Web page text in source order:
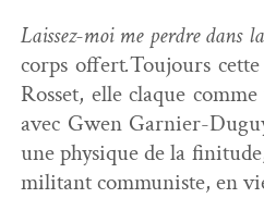
Lais­sez-moi me per­dre dans
corps offert.Tou­jours
Ros­set, elle claque
avec Gwen Gar­nier-
une physique de la
mil­i­tant com­mu­niste, en